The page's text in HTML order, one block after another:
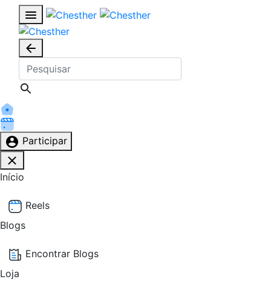
Participar
Início
Reels
Blogs
Encontrar Blogs
Loja